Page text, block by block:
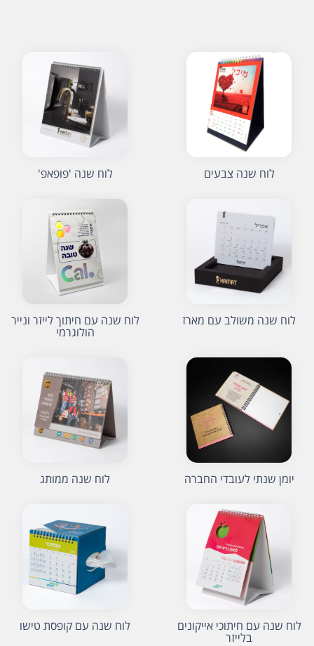
לוח שנה צבעים לוח שנה 'פופאפ'
לוח שנה משולב עם מארז לוח שנה עם חיתוך לייזר ונייר
הולוגרמי
יומן שנתי לעובדי החברה לוח שנה ממותג
לוח שנה עם חיתוכי אייקונים
בלייזר
לוח שנה עם קופסת טישו